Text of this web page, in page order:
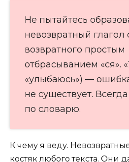
Не пытайтесь
невозвратный глагол
возвратного простым
отбрасыванием «ся».
«улыбаюсь») —
не существует.
по словарю.
К чему я веду.
костяк любого текста. Они